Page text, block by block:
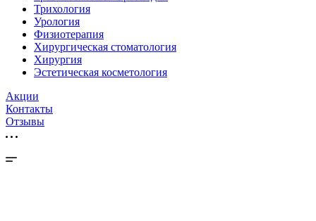
Трихология
Урология
Физиотерапия
Хирургическая стоматология
Хирургия
Эстетическая косметология
Акции
Контакты
Отзывы